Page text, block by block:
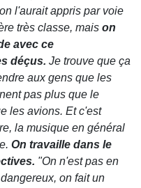
l'aurait appris par voie
très classe, mais on
avec ce
déçus. Je trouve que ça
aux gens que les
pas plus que le
les avions. Et c'est
la musique en général
On travaille dans le
"On n'est pas en
on fait un